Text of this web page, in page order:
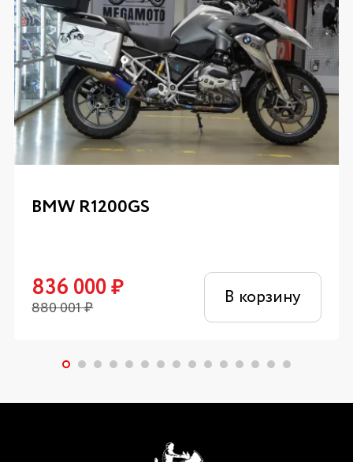
BMW R1200GS
836 000₽
880 001₽ В корзину